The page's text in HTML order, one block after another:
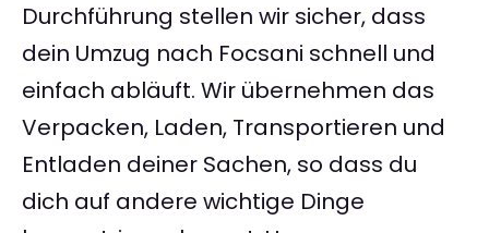
Durchführung stellen wir sicher, dass
dein Umzug nach Focsani schnell und
einfach abläuft. Wir übernehmen das
Verpacken, Laden, Transportieren und
Entladen deiner Sachen, so dass du
dich auf andere wichtige Dinge